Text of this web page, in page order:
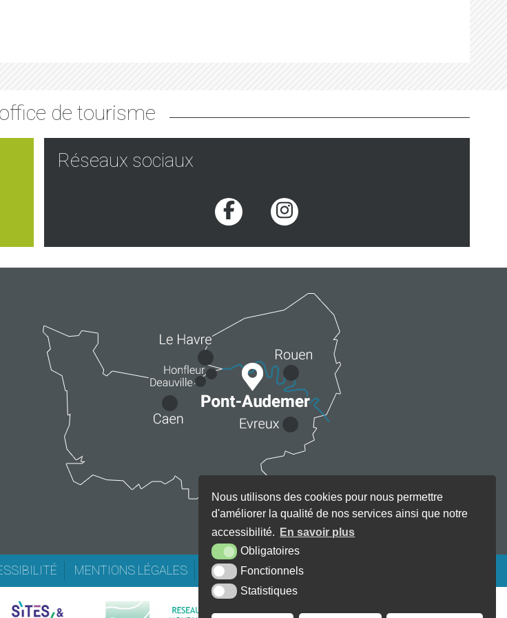
Nous utilisons des cookies pour nous permettre
d'améliorer la qualité de nos services ainsi que notre
accessibilité.
En savoir plus
Obligatoires
Fonctionnels
Statistiques
de tourisme
Réseaux sociaux
Voir la page Facebook
Voir la page Instagram
MENTIONS LÉGALES KREA3